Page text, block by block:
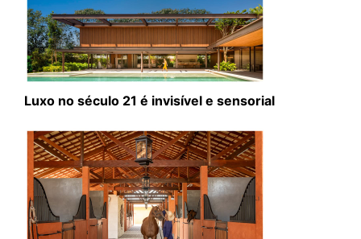
Luxo no século 21 é invisível e sensorial